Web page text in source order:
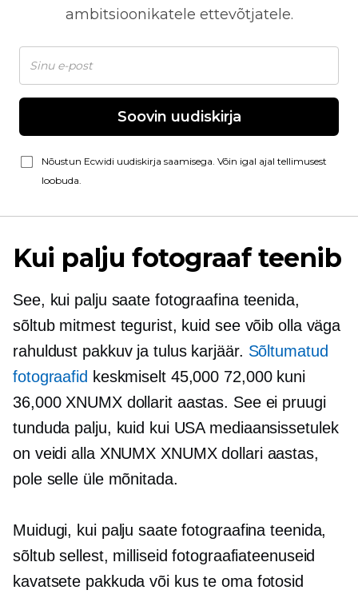
ambitsioonikatele ettevõtjatele.
Soovin uudiskirja
Nõustun Ecwidi uudiskirja saamisega. Võin igal ajal tellimusest
loobuda.
Kui palju fotograaf teenib
See, kui palju saate fotograafina teenida,
sõltub mitmest tegurist, kuid see võib olla väga
rahuldust pakkuv ja tulus karjäär. Sõltumatud
fotograafid keskmiselt 45,000 72,000 kuni
36,000 XNUMX dollarit aastas. See ei pruugi
tunduda palju, kuid kui USA mediaansissetulek
on veidi alla XNUMX XNUMX dollari aastas,
pole selle üle mõnitada.
Muidugi, kui palju saate fotograafina teenida,
sõltub sellest, milliseid fotograafiateenuseid
kavatsete pakkuda või kus te oma fotosid